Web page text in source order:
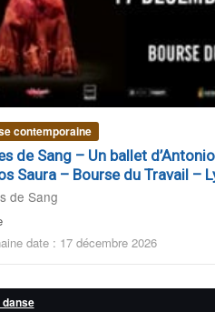
contemporaine
de Sang – Un ballet
Saura – Bourse du Travail –
de Sang
date : 17 décembre 2026